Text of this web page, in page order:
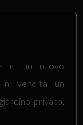
in un nuovo
in vendita un
privato,